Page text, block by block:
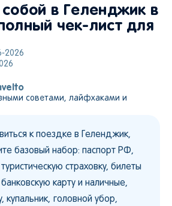
собой в Геленджик в
чек-лист для
2026
советами, лайфхаками и
к поездке в Геленджик,
базовый набор: паспорт РФ,
страховку, билеты
карту и наличные,
головной убор,